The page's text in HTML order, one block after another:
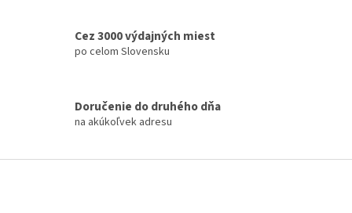
á
e
Cez 3000 výdajných miest
po celom Slovensku
Doručenie do druhého dňa
na akúkoľvek adresu